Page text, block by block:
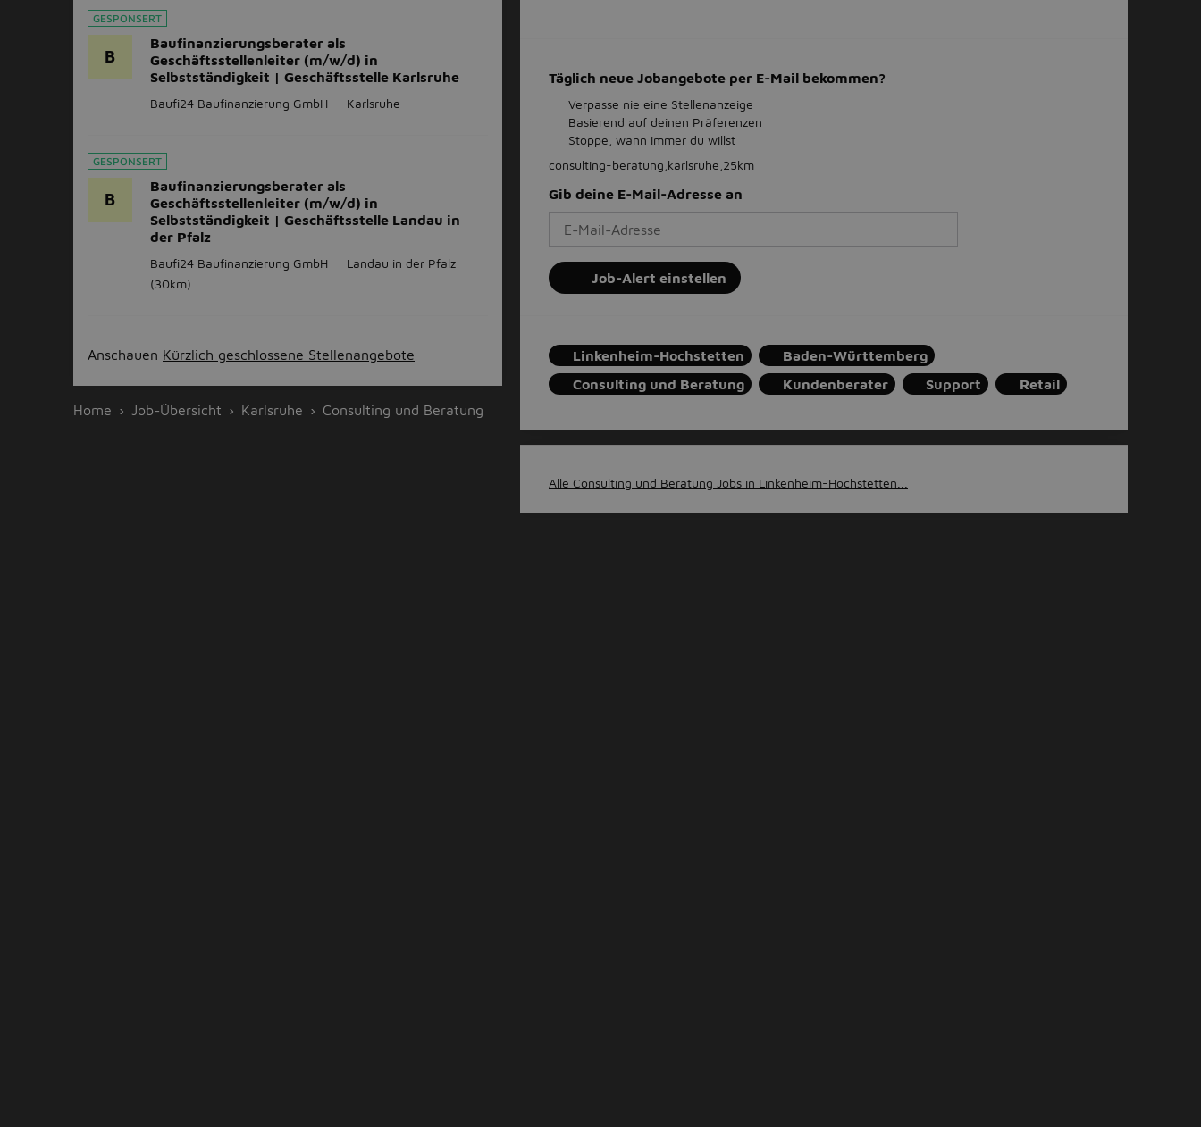
GESPONSERT
B
Baufinanzierungsberater als
Geschäftsstellenleiter (m/w/d) in
Selbstständigkeit | Geschäftsstelle Karlsruhe
Baufi24 Baufinanzierung GmbH Karlsruhe
GESPONSERT
B
Baufinanzierungsberater als
Geschäftsstellenleiter (m/w/d) in
Selbstständigkeit | Geschäftsstelle Landau in
der Pfalz
Baufi24 Baufinanzierung GmbH
Landau in der Pfalz
(30km)
Anschauen Kürzlich geschlossene Stellenangebote
Home Job-Übersicht Karlsruhe Consulting und Beratung
Täglich neue Jobangebote per E-Mail bekommen?
Verpasse nie eine Stellenanzeige
Basierend auf deinen Präferenzen
Stoppe, wann immer du willst
consulting-beratung,karlsruhe,25km
Gib deine E-Mail-Adresse an
Job-Alert einstellen
Linkenheim-Hochstetten
Baden-Württemberg
Consulting und Beratung
Kundenberater Support Retail
Alle Consulting und Beratung Jobs in Linkenheim-Hochstetten...